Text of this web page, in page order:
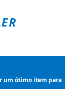
um ótimo item para